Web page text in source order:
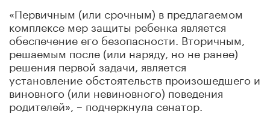
«Первичным (или срочным) в предлагаемом
комплексе мер защиты ребенка является
обеспечение его безопасности. Вторичным,
решаемым после (или наряду, но не ранее)
решения первой задачи, является
установление обстоятельств произошедшего и
виновного (или невиновного) поведения
родителей», – подчеркнула сенатор.